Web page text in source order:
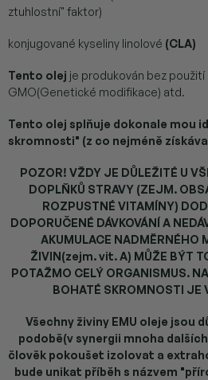
ztuhlostní" faktor)
konjugované kyseliny linolové (CLA)
Tento olej je produkován bez použití
GMO(Genetické modifikace) atd.
Tento olej splňuje dokonale mou
skromnosti" (z co nejméně
POZOR! VŽDY JE DŮLEŽITÉ U
DOPLŇKŮ STRAVY (ZEJM.
ROZPUSTNÉ VITAMÍNY)
DOPORUČENÉ DÁVKOVÁNÍ A
AKUMULACE NADMĚRNÉHO
ŽIVIN(zejm. vit. A) MŮŽE BÝT
POTAŽMO CELÝ ORGANISMUS.
BOHATÉ SKROMNOSTI JE
Všechny živiny EMU oleje jsou
podobě(v synergii mnoha
člověk pokoušet izolovat a
bude unikat příběh s názvem